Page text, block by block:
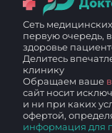
Сеть
первую очередь,
здоровье
Делитесь
клинику
Обращаем ваше
сайт носит
и ни при каких
офертой,
информация для